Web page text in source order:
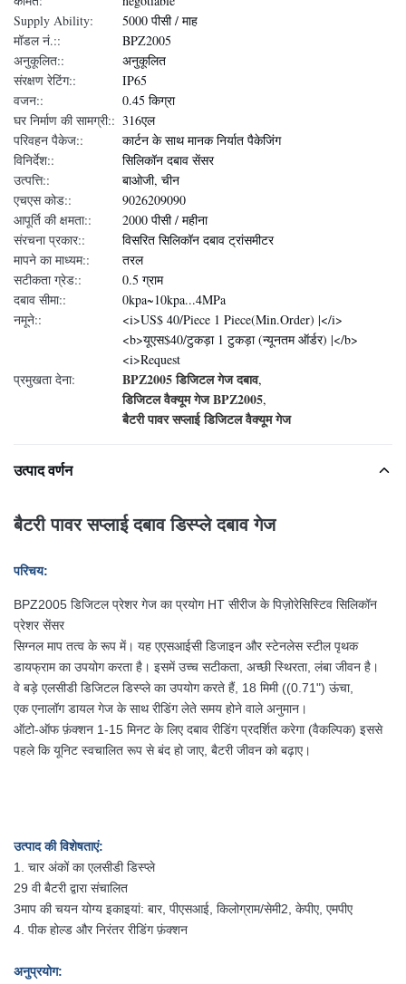
Supply Ability:
5000 पीसी / माह
मॉडल नं.::
BPZ2005
अनुकूलित::
अनुकूलित
संरक्षण रेटिंग::
IP65
वजन::
0.45 किग्रा
घर निर्माण की सामग्री:: 316एल
परिवहन पैकेज::
कार्टन के साथ मानक निर्यात पैकेजिंग
विनिर्देश::
सिलिकॉन दबाव सेंसर
उत्पत्ति::
बाओजी, चीन
एचएस कोड::
9026209090
आपूर्ति की क्षमता::
2000 पीसी / महीना
संरचना प्रकार::
विसरित सिलिकॉन दबाव ट्रांसमीटर
मापने का माध्यम::
तरल
सटीकता ग्रेड::
0.5 ग्राम
दबाव सीमा::
0kpa~10kpa...4MPa
नमूने::
<i>US$ 40/Piece 1 Piece(Min.Order) |</i>
<b>यूएस$40/टुकड़ा 1 टुकड़ा (न्यूनतम ऑर्डर) |</b>
<i>Request
प्रमुखता देना:
BPZ2005 डिजिटल गेज दबाव,
डिजिटल वैक्यूम गेज BPZ2005,
बैटरी पावर सप्लाई डिजिटल वैक्यूम गेज
उत्पाद वर्णन
बैटरी पावर सप्लाई दबाव डिस्प्ले दबाव गेज
परिचय:
BPZ2005 डिजिटल प्रेशर गेज का प्रयोग HT सीरीज के पिज़ोरेसिस्टिव सिलिकॉन
प्रेशर सेंसर
सिग्नल माप तत्व के रूप में। यह एएसआईसी डिजाइन और स्टेनलेस स्टील पृथक
डायफ्राम का उपयोग करता है। इसमें उच्च सटीकता, अच्छी स्थिरता, लंबा जीवन है।
वे बड़े एलसीडी डिजिटल डिस्प्ले का उपयोग करते हैं, 18 मिमी ((0.71") ऊंचा,
एक एनालॉग डायल गेज के साथ रीडिंग लेते समय होने वाले अनुमान।
ऑटो-ऑफ फ़ंक्शन 1-15 मिनट के लिए दबाव रीडिंग प्रदर्शित करेगा (वैकल्पिक) इससे
पहले कि यूनिट स्वचालित रूप से बंद हो जाए, बैटरी जीवन को बढ़ाए।
उत्पाद की विशेषताएं:
1. चार अंकों का एलसीडी डिस्प्ले
29 वी बैटरी द्वारा संचालित
3माप की चयन योग्य इकाइयां: बार, पीएसआई, किलोग्राम/सेमी2, केपीए, एमपीए
4. पीक होल्ड और निरंतर रीडिंग फ़ंक्शन
अनुप्रयोग: